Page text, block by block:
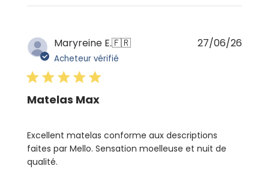
Maryreine E.🇫🇷
Acheteur vérifié
Matelas Max
Excellent matelas conforme aux descriptions
faites par Mello. Sensation moelleuse et nuit de
qualité.
27/06/26